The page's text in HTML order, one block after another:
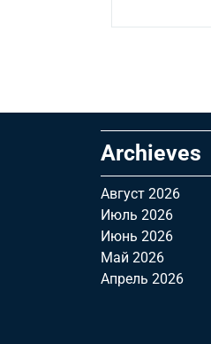
Archieves
Август 2026
Июль 2026
Июнь 2026
Май 2026
Апрель 2026